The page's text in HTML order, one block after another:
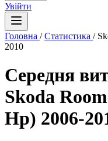
Увійти
Головна / Статистика /
2010
Середня
Skoda
Hp) 2006-